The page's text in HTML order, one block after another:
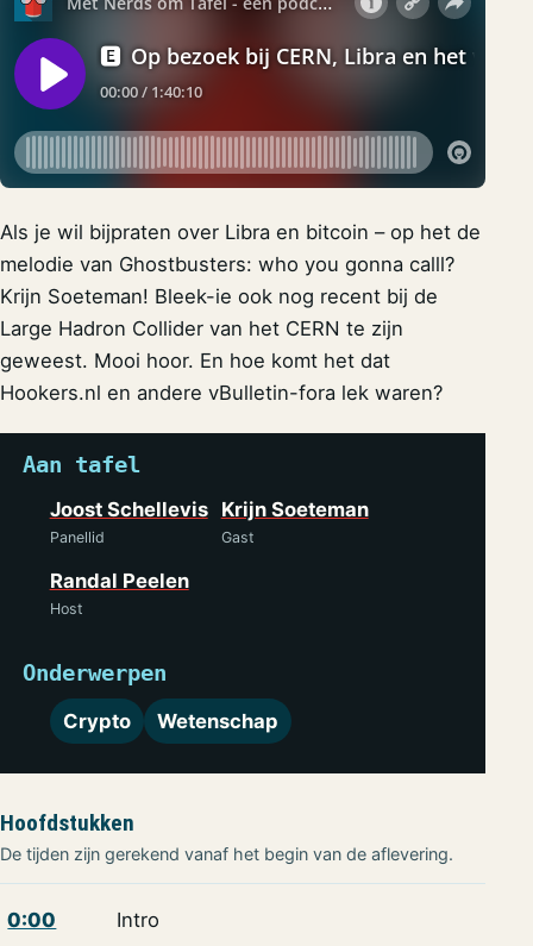
Als je wil bijpraten over Libra en bitcoin – op het de
melodie van Ghostbusters: who you gonna calll?
Krijn Soeteman! Bleek-ie ook nog recent bij de
Large Hadron Collider van het CERN te zijn
geweest. Mooi hoor. En hoe komt het dat
Hookers.nl en andere vBulletin-fora lek waren?
Aan tafel
Joost Schellevis
Panellid
Krijn Soeteman
Gast
Randal Peelen
Host
Onderwerpen
Crypto Wetenschap
Hoofdstukken
De tijden zijn gerekend vanaf het begin van de aflevering.
0:00 Intro